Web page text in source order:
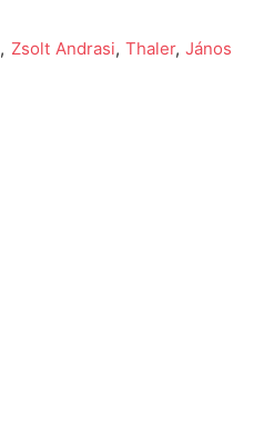
, Zsolt Andrasi, Thaler,János